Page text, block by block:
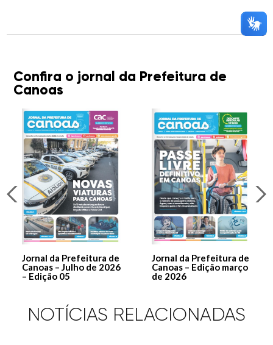
Confira o jornal da Prefeitura de
Canoas
Jornal da Prefeitura de
Canoas – Julho de 2026
– Edição 05
Jornal da Prefeitura de
Canoas – Edição março
de 2026
NOTÍCIAS RELACIONADAS